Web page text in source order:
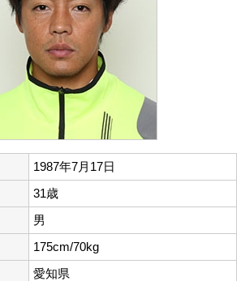
1987年7月17日
31歳
男
175cm/70kg
愛知県